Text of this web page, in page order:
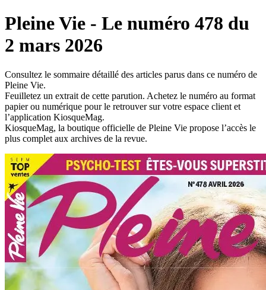
Pleine Vie - Le numéro 478 du
2 mars 2026
Consultez le sommaire détaillé des articles parus dans ce numéro de
Pleine Vie.
Feuilletez un extrait de cette parution. Achetez le numéro au format
papier ou numérique pour le retrouver sur votre espace client et
l’application KiosqueMag.
KiosqueMag, la boutique officielle de Pleine Vie propose l’accès le
plus complet aux archives de la revue.